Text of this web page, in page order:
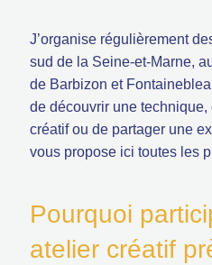
J’organise régulièrement
sud de la Seine-et-Marne,
de Barbizon et
de découvrir une
créatif ou de partager une
vous propose ici toutes les
Pourquoi
atelier créatif